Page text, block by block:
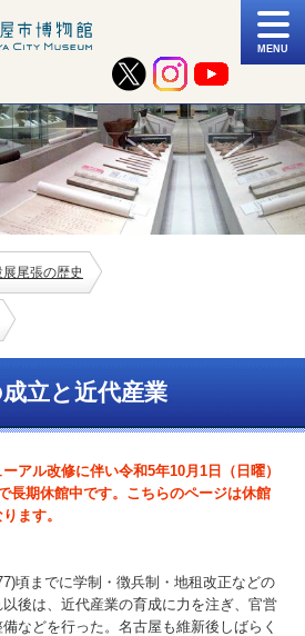
MENU
展尾張の歴史
立と近代産業
アル改修に伴い令和5年10月1日（日曜）
長期休館中です。こちらのページは休館
ます。
頃までに学制・徴兵制・地租改正などの
後は、近代産業の育成に力を注ぎ、官営
などを行った。名古屋も維新後しばらく